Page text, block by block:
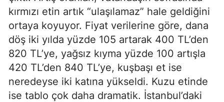
kırmızı etin artık “ulaşılamaz” hale geldiğini
ortaya koyuyor. Fiyat verilerine göre, dana
döş iki yılda yüzde 105 artarak 400 TL’den
820 TL’ye, yağsız kıyma yüzde 100 artışla
420 TL’den 840 TL’ye, kuşbaşı et ise
neredeyse iki katına yükseldi. Kuzu etinde
ise tablo çok daha dramatik. İstanbul’daki